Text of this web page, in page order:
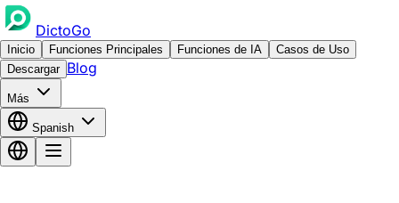
DictoGo
Inicio Funciones Principales Funciones de IA
Casos de Uso
Descargar Blog
Más
Spanish